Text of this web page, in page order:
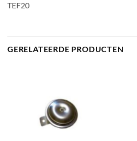
TEF20
GERELATEERDE PRODUCTEN